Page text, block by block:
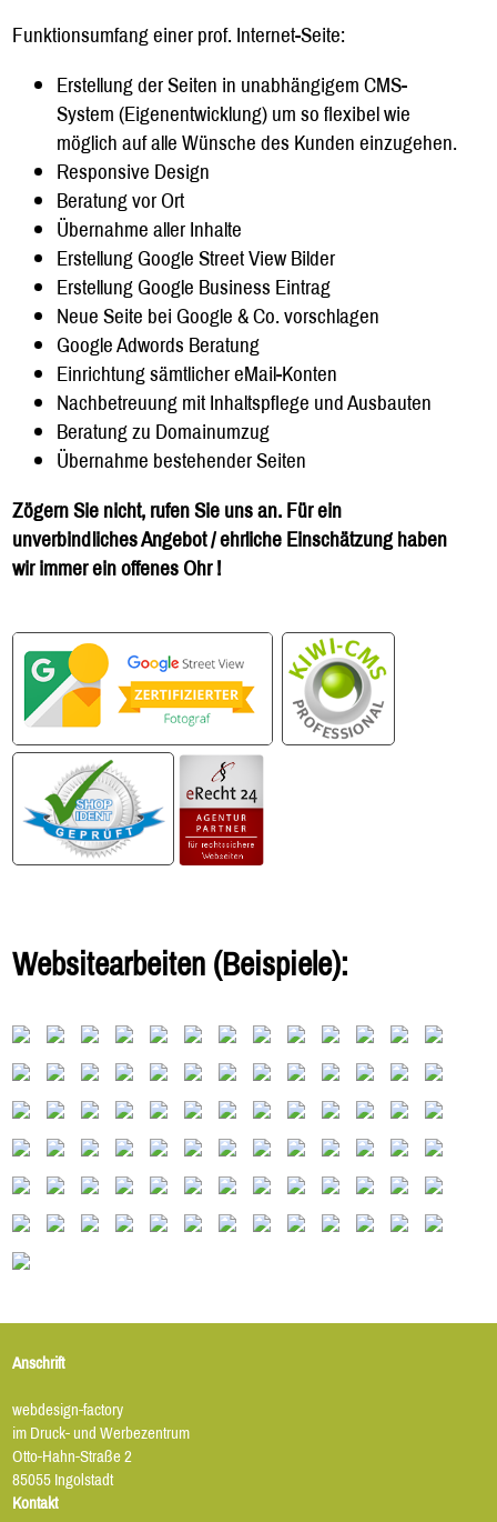
Funktionsumfang einer prof. Internet-Seite:
Erstellung der Seiten in unabhängigem CMS-
System (Eigenentwicklung) um so flexibel wie
möglich auf alle Wünsche des Kunden einzugehen.
Responsive Design
Beratung vor Ort
Übernahme aller Inhalte
Erstellung Google Street View Bilder
Erstellung Google Business Eintrag
Neue Seite bei Google & Co. vorschlagen
Google Adwords Beratung
Einrichtung sämtlicher eMail-Konten
Nachbetreuung mit Inhaltspflege und Ausbauten
Beratung zu Domainumzug
Übernahme bestehender Seiten
Zögern Sie nicht, rufen Sie uns an. Für ein
unverbindliches Angebot / ehrliche Einschätzung haben
wir immer ein offenes Ohr !
Websitearbeiten (Beispiele):
Anschrift
webdesign-factory
im Druck- und Werbezentrum
Otto-Hahn-Straße 2
85055 Ingolstadt
Kontakt